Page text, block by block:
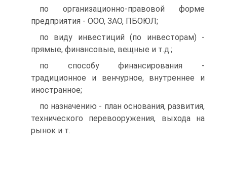
по организационно-правовой форме
предприятия - ООО, ЗАО, ПБОЮЛ;
по виду инвестиций (по инвесторам) -
прямые, финансовые, вещные и т.д.;
по способу финансирования -
традиционное и венчурное, внутреннее и
иностранное;
по назначению - план основания, развития,
технического перевооружения, выхода на
рынок и т.